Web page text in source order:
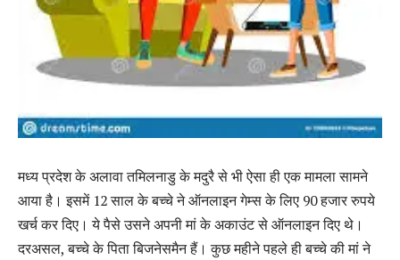
मध्य प्रदेश के अलावा तमिलनाडु के मदुरै से भी ऐसा ही एक मामला सामने
आया है। इसमें 12 साल के बच्चे ने ऑनलाइन गेम्स के लिए 90 हजार रुपये
खर्च कर दिए। ये पैसे उसने अपनी मां के अकाउंट से ऑनलाइन दिए थे।
दरअसल, बच्चे के पिता बिजनेसमैन हैं। कुछ महीने पहले ही बच्चे की मां ने